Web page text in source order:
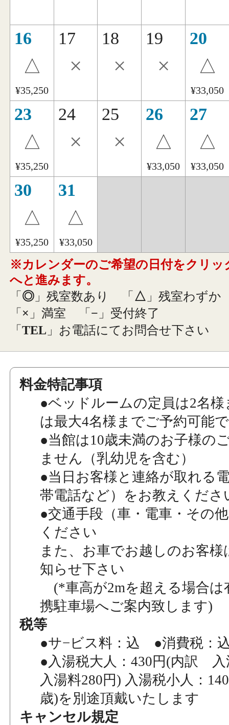
16
△
¥35,250
17
×
18
×
19
×
20
△
¥33,050
23
△
¥35,250
24
×
25
×
26
△
¥33,050
27
△
¥33,050
30
△
¥35,250
31
△
¥33,050
※カレンダーのご希望の日付をクリッ
へと進みます。
「◎ 」残室数あり 「△ 」残室わずか
「× 」満室 「− 」受付終了
「TEL 」お電話にてお問合せ下さい
料金特記事項
●ベッドルームの定員は2名様
は最大4名様までご予約可能
●当館は10歳未満のお子様の
ません（乳幼児を含む）
●当日お客様と連絡が取れる
帯電話など）をお教えくださ
●交通手段（車・電車・その
ください
また、お車でお越しのお客様
知らせ下さい
(*車高が2mを超える場合は
携駐車場へご案内致します)
税等
●サ−ビス料：込 ●消費税：
●入湯税大人：430円(内訳 入
入湯料280円) 入湯税小人：
歳)を別途頂戴いたします
キャンセル規定